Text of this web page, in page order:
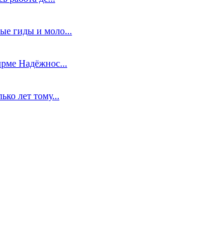
гиды и моло...
Надёжнос...
лет тому...